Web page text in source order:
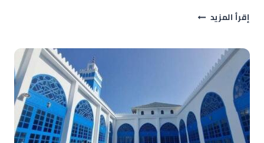
إقرأ المزيد “الشمريرو”
بغزو
لمدينة
سبتة